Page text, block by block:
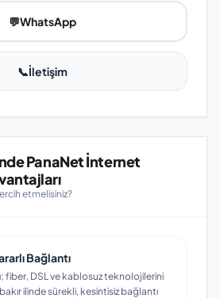
💬WhatsApp
📞İletişim
PanaNet İnternet
etmelisiniz?
Bağlantı
fiber, DSL ve kablosuz teknolojilerini
ilinde sürekli, kesintisiz bağlantı